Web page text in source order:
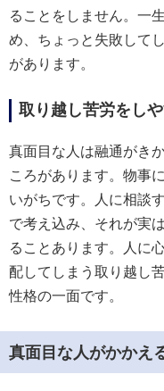
ることをしません。一
め、ちょっと失敗して
があります。
取り越し苦労をし
真面目な人は融通がき
ころがあります。物事
いがちです。人に相談
で考え込み、それが実
ることあります。人に
配してしまう取り越し
性格の一面です。
真面目な人がかかえ